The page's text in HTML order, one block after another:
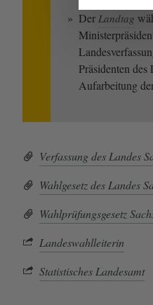
Der Landtag
Präsidenten
Aufarbeitung
Verfassung des Landes
Wahlgesetz des Landes
Wahlprüfungsgesetz
Landeswahlleiterin
Statistisches Landesamt